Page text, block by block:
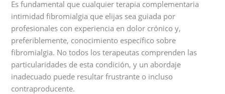
Es fundamental que cualquier terapia complementaria
intimidad fibromialgia que elijas sea guiada por
profesionales con experiencia en dolor crónico y,
preferiblemente, conocimiento específico sobre
fibromialgia. No todos los terapeutas comprenden las
particularidades de esta condición, y un abordaje
inadecuado puede resultar frustrante o incluso
contraproducente.